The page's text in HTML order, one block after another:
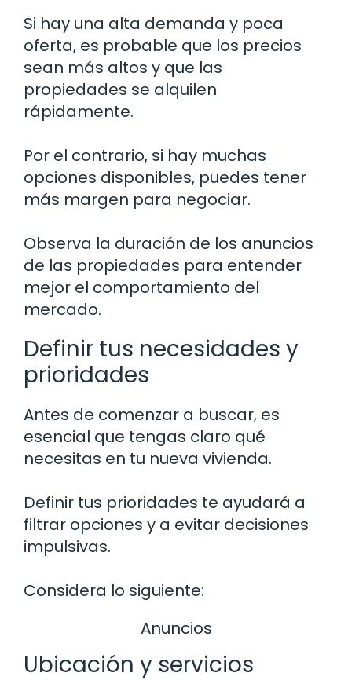
Si hay una alta demanda y poca
oferta, es probable que los precios
sean más altos y que las
propiedades se alquilen
rápidamente.
Por el contrario, si hay muchas
opciones disponibles, puedes tener
más margen para negociar.
Observa la duración de los anuncios
de las propiedades para entender
mejor el comportamiento del
mercado.
Definir tus necesidades y
prioridades
Antes de comenzar a buscar, es
esencial que tengas claro qué
necesitas en tu nueva vivienda.
Definir tus prioridades te ayudará a
filtrar opciones y a evitar decisiones
impulsivas.
Considera lo siguiente:
Anuncios
Ubicación y servicios